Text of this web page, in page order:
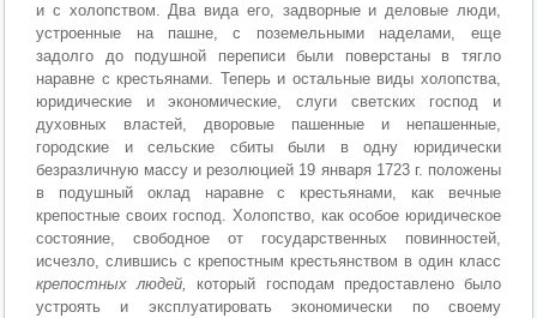
и с холопством. Два вида его, задворные и деловые люди,
устроенные на пашне, с поземельными наделами, еще
задолго до подушной переписи были поверстаны в тягло
наравне с крестьянами. Теперь и остальные виды холопства,
юридические и экономические, слуги светских господ и
духовных властей, дворовые пашенные и непашенные,
городские и сельские сбиты были в одну юридически
безразличную массу и резолюцией 19 января 1723 г. положены
в подушный оклад наравне с крестьянами, как вечные
крепостные своих господ. Холопство, как особое юридическое
состояние, свободное от государственных повинностей,
исчезло, слившись с крепостным крестьянством в один класс
крепостных людей, который господам предоставлено было
устроять и эксплуатировать экономически по своему